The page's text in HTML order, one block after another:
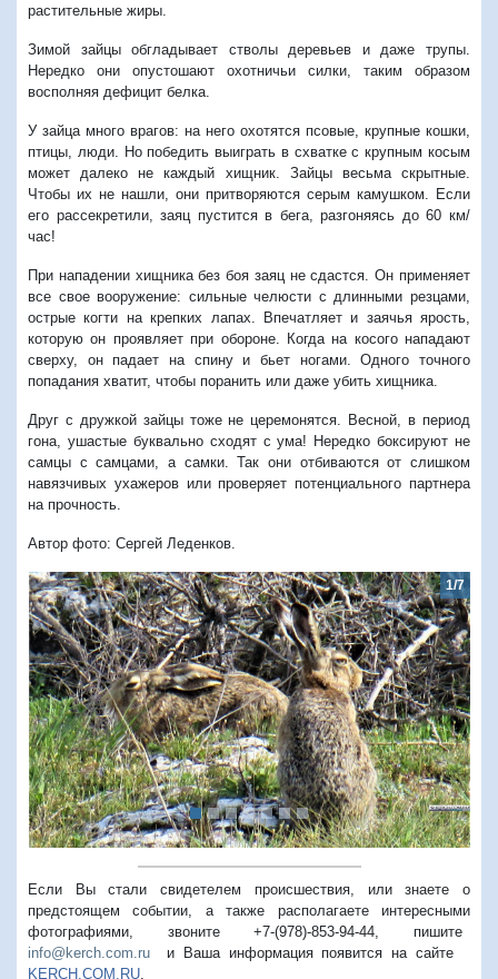
растительные жиры.
Зимой зайцы обгладывает стволы деревьев и даже трупы.
Нередко они опустошают охотничьи силки, таким образом
восполняя дефицит белка.
У зайца много врагов: на него охотятся псовые, крупные кошки,
птицы, люди. Но победить выиграть в схватке с крупным косым
может далеко не каждый хищник. Зайцы весьма скрытные.
Чтобы их не нашли, они притворяются серым камушком. Если
его рассекретили, заяц пустится в бега, разгоняясь до 60 км/
час!
При нападении хищника без боя заяц не сдастся. Он применяет
все свое вооружение: сильные челюсти с длинными резцами,
острые когти на крепких лапах. Впечатляет и заячья ярость,
которую он проявляет при обороне. Когда на косого нападают
сверху, он падает на спину и бьет ногами. Одного точного
попадания хватит, чтобы поранить или даже убить хищника.
Друг с дружкой зайцы тоже не церемонятся. Весной, в период
гона, ушастые буквально сходят с ума! Нередко боксируют не
самцы с самцами, а самки. Так они отбиваются от слишком
навязчивых ухажеров или проверяет потенциального партнера
на прочность.
Автор фото: Сергей Леденков.
1/7
Предыдущий
Если Вы стали свидетелем происшествия, или знаете о
предстоящем событии, а также располагаете интересными
фотографиями, звоните +7-(978)-853-94-44, пишите
info@kerch.com.ru и Ваша информация появится на сайте
KERCH.COM.RU.